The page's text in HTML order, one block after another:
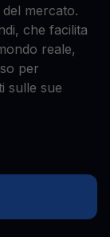
mercato.
che facilita
reale,
per
sulle sue